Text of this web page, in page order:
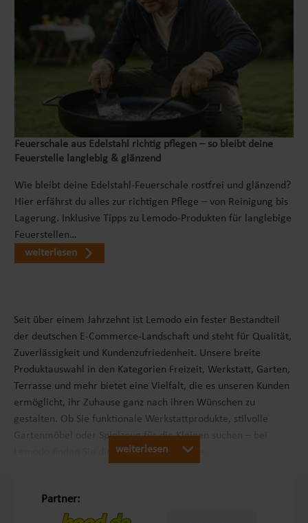
Feuerschale aus Edelstahl richtig pflegen – so bleibt deine
Feuerstelle langlebig & glänzend
Wie bleibt deine Edelstahl-Feuerschale rostfrei und glänzend?
Hier erfährst du alles zur richtigen Pflege – von Reinigung bis
Lagerung. Inklusive Tipps zu Lemodo-Produkten für langlebige
Feuerstellen…
weiterlesen
Seit über einem Jahrzehnt ist Lemodo ein fester Bestandteil
der deutschen E-Commerce-Landschaft und steht für Qualität,
Zuverlässigkeit und Kundenzufriedenheit. Unsere breite
Produktauswahl in den Kategorien Freizeit, Werkstatt, Garten,
Terrasse und mehr bietet eine Vielfalt, die es unseren Kunden
ermöglicht, ihr Zuhause ganz nach ihren Wünschen zu
gestalten. Ob Sie funktionale Werkstattprodukte, stilvolle
Gartenmöbel oder Spielzeug für die Kleinen suchen – bei
Lemodo finden Sie die passenden Produkte.
weiterlesen
Partner: